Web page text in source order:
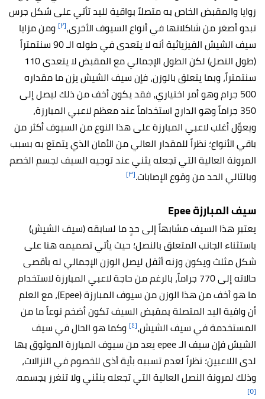
زوايا والمقبض الخاص به متصلاً بواقية لليد تأتي على شكل جرس
تبدو أصغر من شاكلاتها في أنواع السيوف الأخرى،[٢]
ومن مزايا
سيف الشيش الفيزيائية أنه لا يتعدى في طوله الـ 90 سنتمتراً
(طول النصل) لكن الطول الإجمالي مع المقبض لا يتعدى 110
سنتمتراً، وبما يتعلق بالوزن، فإن سيف الشيش يزن ما مقداره
500 جرام وهو أمر اختياري، فقد يكون أخف من ذلك ليصل إلى
350 جراماً وهو الدارج استخداماً عند معظم لاعبي المبارزة،
ويعوِّل أغلب لاعبي المبارزة على هذا النوع من السيوف أكثر من
باقي الأنواع؛ نظراً للمقدار العالي من الأمان الذي يتمتع به بسبب
المرونة العالية التي تجعله يثني عند توجيه السيف لجسم الخصم
وبالتالي الحد من وقوع الإصابات.[٣]
سيف المبارزة Epee
يعتبر هذا السيف مشابهاً إلى حدٍ ما لسابقه (سيف الشيش)
باستثناء الجانب المتعلق بالنصل؛ حيث يأتي تصميمه هنا على
شكل مثلث ويكون وزنه أثقل ليصل الوزن الإجمالي له بأقصى
حالاته إلى 770 جراماً، بالرغم من حاجة لاعبي المبارزة لاستخدام
ما هو أخف من هذا الوزن من سيوف المبارزة (Epee)، مع العلم
أن واقية اليد المتصلة بمقبض السيف تكون أضخم نوعاً ما من
المستخدمة في سيف الشيش،[٤]
وكما هو الحال في سيف
الشيش فإن سيف الـ epee يعد من سيوف المبارزة الموثوق بها
لدى اللاعبين؛ نظراً لعدم تسببه بأية أذى للخصوم في النزالات،
وذلك لمرونة النصل العالية التي تجعله ينثني ولا تنغرز بجسمه.
[٥]